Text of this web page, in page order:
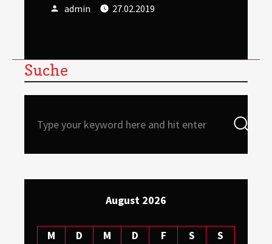
Author
admin
Posted
27.02.2019
Suche
for:
August 2026
M D M D F S
S